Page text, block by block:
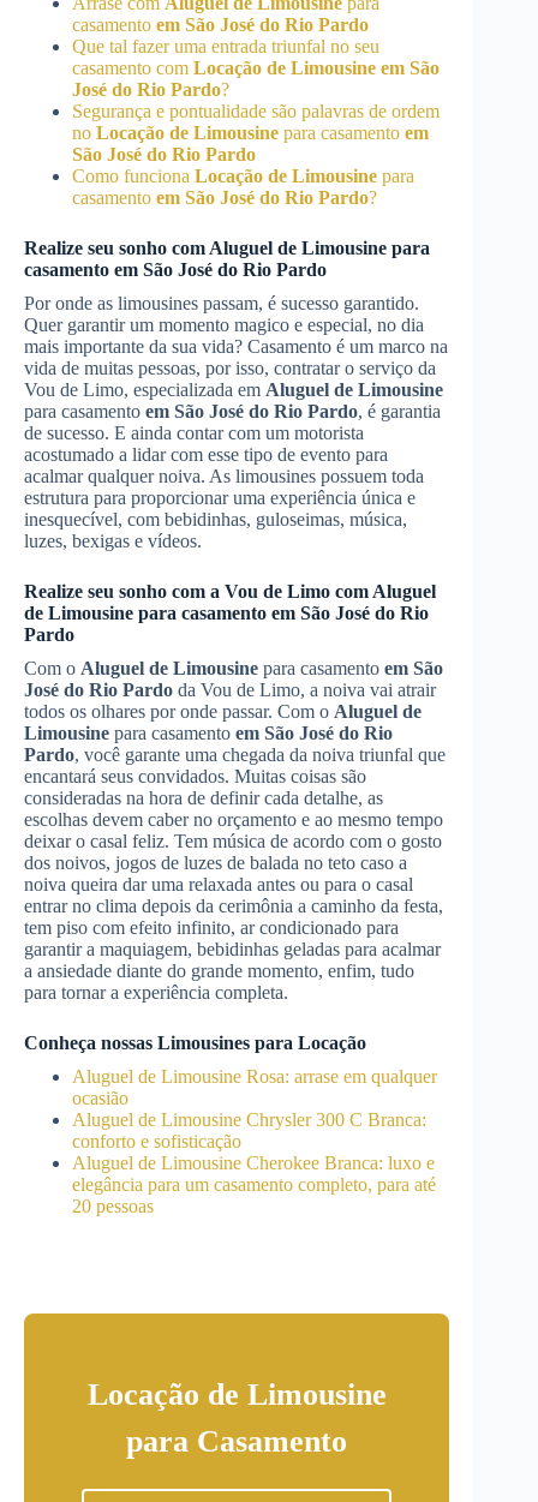
casamento em São José do Rio Pardo
Que tal fazer uma entrada triunfal no seu
casamento com Locação de Limousine em São
José do Rio Pardo?
Segurança e pontualidade são palavras de ordem
no Locação de Limousine para casamento em
São José do Rio Pardo
Como funciona Locação de Limousine para
casamento em São José do Rio Pardo?
Realize seu sonho com Aluguel de Limousine para
casamento em São José do Rio Pardo
Por onde as limousines passam, é sucesso garantido.
Quer garantir um momento magico e especial, no dia
mais importante da sua vida? Casamento é um marco na
vida de muitas pessoas, por isso, contratar o serviço da
Vou de Limo, especializada em Aluguel de Limousine
para casamento em São José do Rio Pardo, é garantia
de sucesso. E ainda contar com um motorista
acostumado a lidar com esse tipo de evento para
acalmar qualquer noiva. As limousines possuem toda
estrutura para proporcionar uma experiência única e
inesquecível, com bebidinhas, guloseimas, música,
luzes, bexigas e vídeos.
Realize seu sonho com a Vou de Limo com Aluguel
de Limousine para casamento em São José do Rio
Pardo
Com o Aluguel de Limousine para casamento em São
José do Rio Pardo da Vou de Limo, a noiva vai atrair
todos os olhares por onde passar. Com o Aluguel de
Limousine para casamento em São José do Rio
Pardo, você garante uma chegada da noiva triunfal que
encantará seus convidados. Muitas coisas são
consideradas na hora de definir cada detalhe, as
escolhas devem caber no orçamento e ao mesmo tempo
deixar o casal feliz. Tem música de acordo com o gosto
dos noivos, jogos de luzes de balada no teto caso a
noiva queira dar uma relaxada antes ou para o casal
entrar no clima depois da cerimônia a caminho da festa,
tem piso com efeito infinito, ar condicionado para
garantir a maquiagem, bebidinhas geladas para acalmar
a ansiedade diante do grande momento, enfim, tudo
para tornar a experiência completa.
Conheça nossas Limousines para Locação
Aluguel de Limousine Rosa: arrase em qualquer
ocasião
Aluguel de Limousine Chrysler 300 C Branca:
conforto e sofisticação
Aluguel de Limousine Cherokee Branca: luxo e
elegância para um casamento completo, para até
20 pessoas
Locação de Limousine
para Casamento